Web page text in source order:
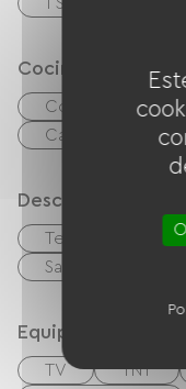
Cocina
Cocina
Campana
Descripción
Terraza
Sala de estar /
Equipos
TV TNT